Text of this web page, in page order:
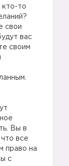
кто-то
свои
вас
своим
Вы в
все
право на
с